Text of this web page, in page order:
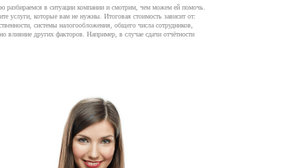
в ситуации компании и смотрим, чем можем ей помочь.
услуги, которые вам не нужны. Итоговая стоимость зависит от:
системы налогообложения, общего числа сотрудников,
других факторов. Например, в случае сдачи отчётности